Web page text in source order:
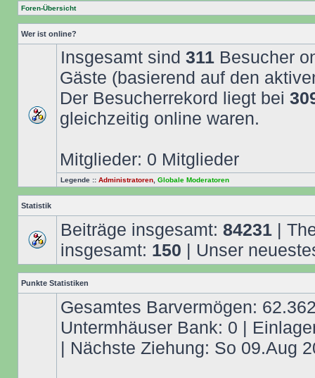
Foren-Übersicht
Wer ist online?
Insgesamt sind 311 Besucher
Gäste (basierend auf den
Der Besucherrekord liegt bei
gleichzeitig online waren.
Mitglieder: 0 Mitglieder
Legende :: Administratoren Globale Moderatoren
Statistik
Beiträge insgesamt: 84231 |
insgesamt: 150 | Unser
Punkte Statistiken
Gesamtes Barvermögen:
Untermhäuser Bank: 0 |
| Nächste Ziehung: So 09.Aug